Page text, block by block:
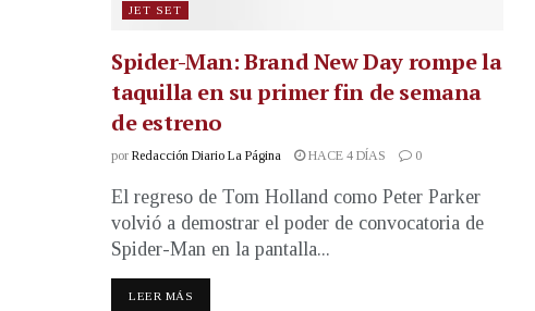
JET SET
Spider-Man: Brand New Day rompe la
taquilla en su primer fin de semana
de estreno
por Redacción Diario La Página HACE 4 DÍAS 0
El regreso de Tom Holland como Peter Parker
volvió a demostrar el poder de convocatoria de
Spider-Man en la pantalla...
LEER MÁS